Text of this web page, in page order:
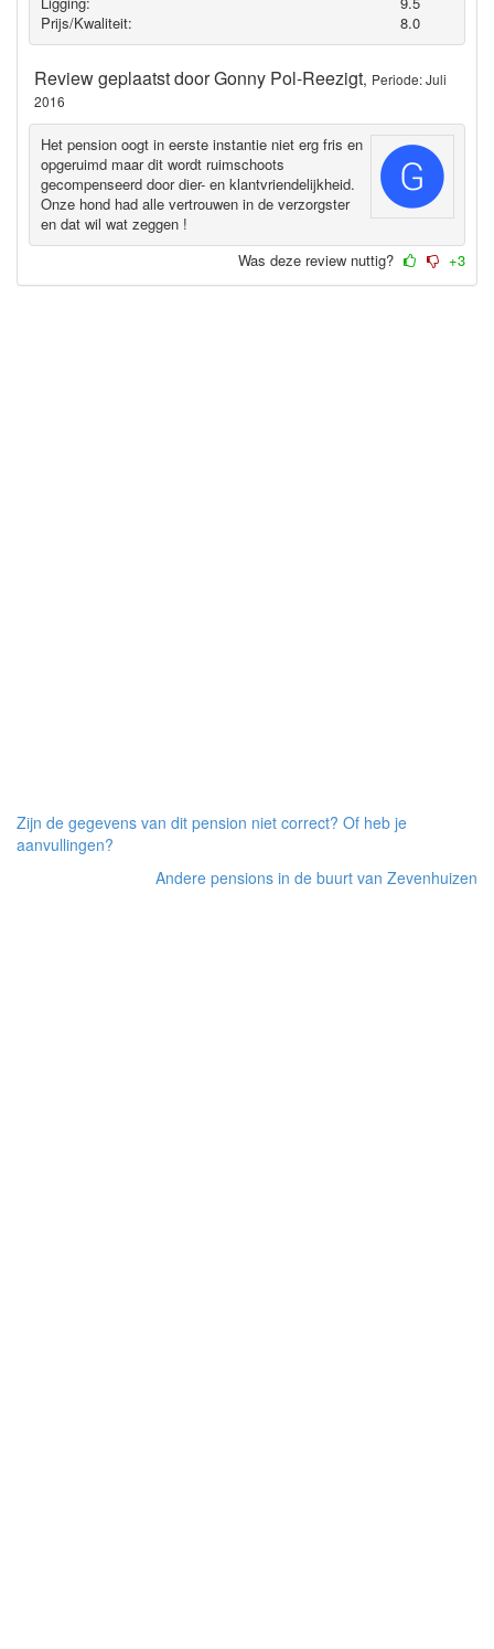
Prijs/Kwaliteit:
8.0
Review geplaatst doorGonny Pol-Reezigt, Periode: Juli
2016
Het pension oogt in eerste instantie niet erg fris en
opgeruimd maar dit wordt ruimschoots
gecompenseerd door dier- en klantvriendelijkheid.
Onze hond had alle vertrouwen in de verzorgster
en dat wil wat zeggen !
Was deze review nuttig?
+3
Zijn de gegevens van dit pension niet correct? Of heb je
aanvullingen?
Andere pensions in de buurt van Zevenhuizen